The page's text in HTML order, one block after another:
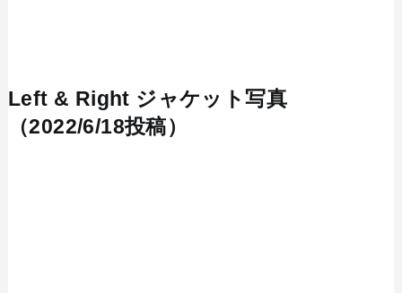
Left & Right ジャケット写真
（2022/6/18投稿）